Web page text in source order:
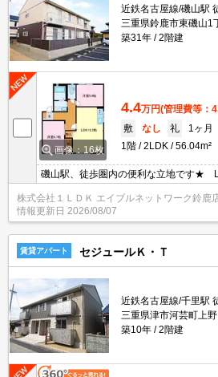
近鉄名古屋線/磯山駅
三重県鈴鹿市東磯山1
築31年
2階建
画像：16枚
4.4万円(管理費等：
敷
なし 礼
1ヶ月
1階
2LDK 56.04m²
磯山駅、徒歩圏内の便利な立地です★
ン、追い焚き、浴室乾燥機付きで設備
わせはグリーンの看板「エイブル」まで
株式会社１ＬＤＫ エイブルネットワーク鈴鹿
情報更新日 2026/08/07
賃貸アパート セジュールＫ・Ｔ
近鉄名古屋線/千里駅
三重県津市河芸町上野
築10年
2階建